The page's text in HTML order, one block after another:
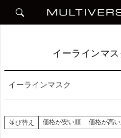
イーラインマ
イーラインマスク
並び順
新着順
並び替え 価格が安い順 価格が高